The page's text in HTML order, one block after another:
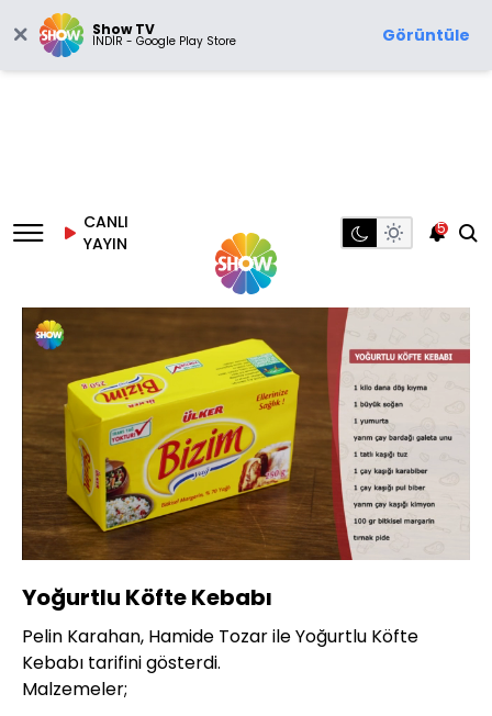
Show TV
İNDİR - Google Play Store Görüntüle
CANLI
YAYIN
5
Sesi
Aç
360P
Yüklendi:
7.52%
Oynatma
Hızı
Yoğurtlu Köfte Kebabı
Pelin Karahan, Hamide Tozar ile Yoğurtlu Köfte
Kebabı tarifini gösterdi.
Malzemeler;